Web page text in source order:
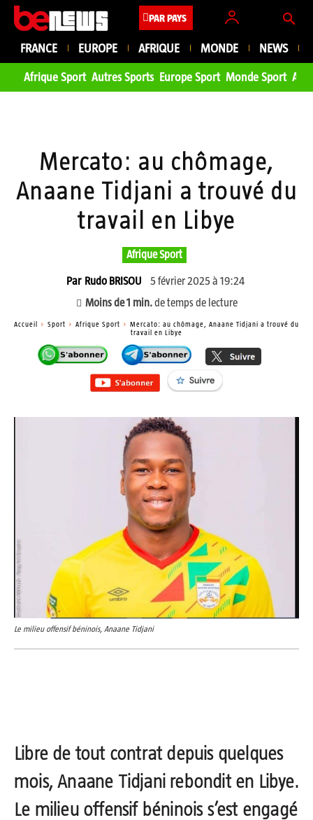
PAR PAYS
FRANCE EUROPE AFRIQUE MONDE NEWS
Afrique Sport Autres Sports Europe Sport Monde Sport
Mercato: au chômage,
Anaane Tidjani a trouvé du
travail en Libye
Afrique Sport
Par Rudo BRISOU
5 février 2025 à 19:24
Moins de 1 min. de temps de lecture
Accueil Sport Afrique Sport
Mercato: au chômage, Anaane Tidjani a trouvé du
travail en Libye
Le milieu offensif béninois, Anaane Tidjani
Libre de tout contrat depuis quelques
mois, Anaane Tidjani rebondit en Libye.
Le milieu offensif béninois s’est engagé